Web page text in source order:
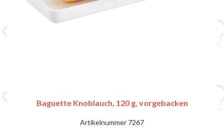
Baguette Knoblauch, 120 g, vorgebacken
Artikelnummer 7267